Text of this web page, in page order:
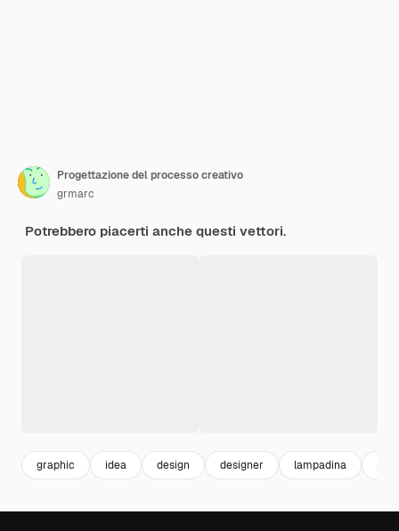
Progettazione del processo creativo
grmarc
Potrebbero piacerti anche questi vettori.
graphic idea design designer lampadina